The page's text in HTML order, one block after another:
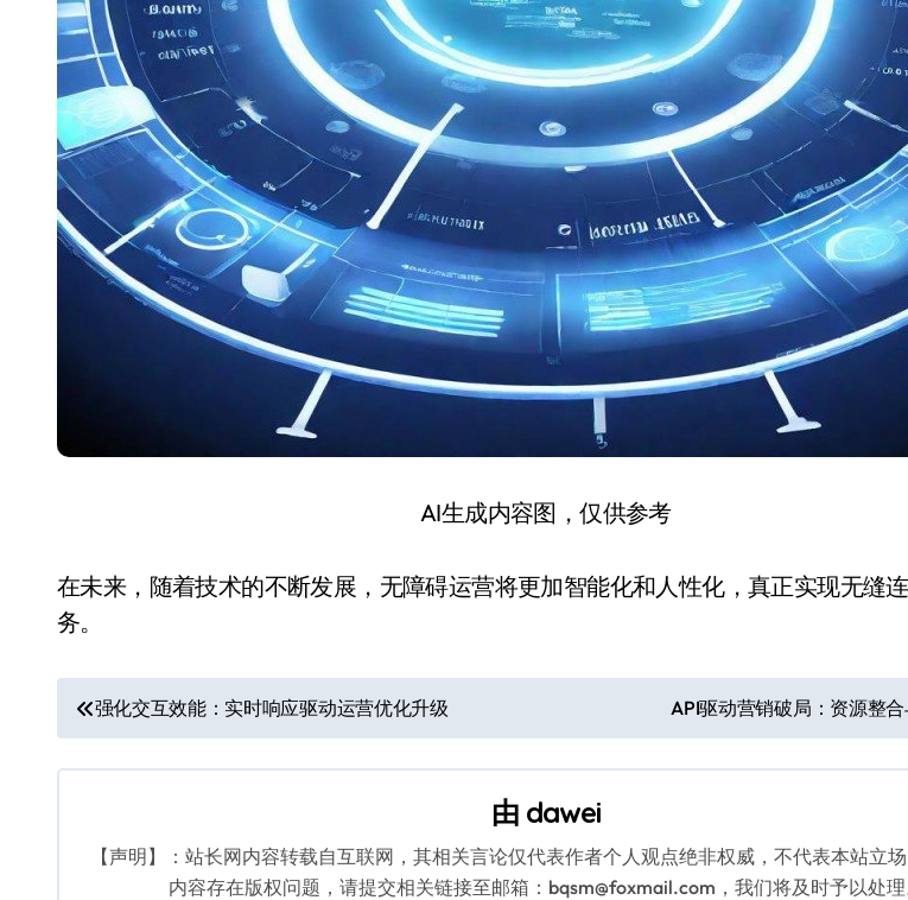
AI生成内容图，仅供参考
在未来，随着技术的不断发展，无障碍运营将更加智能化和人性化，真正实现无缝
务。
文
章
强化交互效能：实时响应驱动运营优化升级 API驱动营销破局：资源整
由 dawei
【声明】：站长网内容转载自互联网，其相关言论仅代表作者个人观点绝非权威，不代表本站立
内容存在版权问题，请提交相关链接至邮箱：bqsm@foxmail.com，我们将及时予以处理